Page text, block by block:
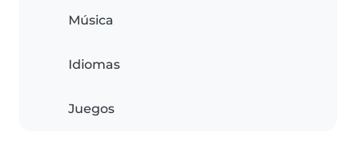
Música
Idiomas
Juegos